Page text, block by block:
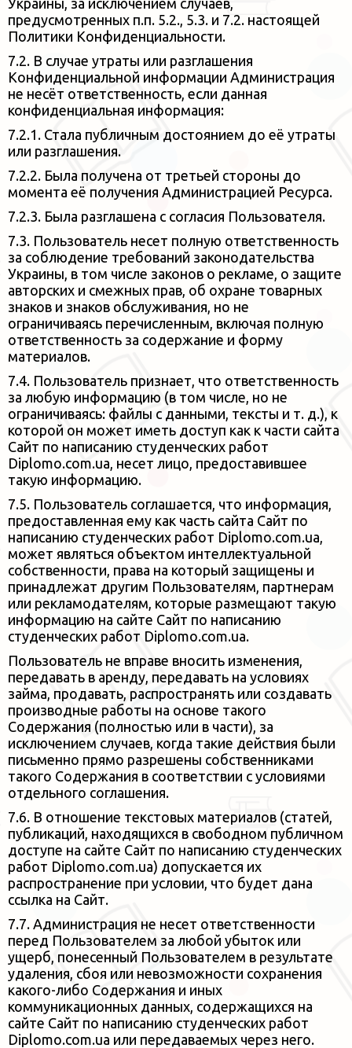
Украины, за исключением случаев,
предусмотренных п.п. 5.2., 5.3. и 7.2. настоящей
Политики Конфиденциальности.
7.2. В случае утраты или разглашения
Конфиденциальной информации Администрация
не несёт ответственность, если данная
конфиденциальная информация:
7.2.1. Стала публичным достоянием до её утраты
или разглашения.
7.2.2. Была получена от третьей стороны до
момента её получения Администрацией Ресурса.
7.2.3. Была разглашена с согласия Пользователя.
7.3. Пользователь несет полную ответственность
за соблюдение требований законодательства
Украины, в том числе законов о рекламе, о защите
авторских и смежных прав, об охране товарных
знаков и знаков обслуживания, но не
ограничиваясь перечисленным, включая полную
ответственность за содержание и форму
материалов.
7.4. Пользователь признает, что ответственность
за любую информацию (в том числе, но не
ограничиваясь: файлы с данными, тексты и т. д.), к
которой он может иметь доступ как к части сайта
Сайт по написанию студенческих работ
Diplomo.com.ua, несет лицо, предоставившее
такую информацию.
7.5. Пользователь соглашается, что информация,
предоставленная ему как часть сайта Сайт по
написанию студенческих работ Diplomo.com.ua,
может являться объектом интеллектуальной
собственности, права на который защищены и
принадлежат другим Пользователям, партнерам
или рекламодателям, которые размещают такую
информацию на сайте Сайт по написанию
студенческих работ Diplomo.com.ua.
Пользователь не вправе вносить изменения,
передавать в аренду, передавать на условиях
займа, продавать, распространять или создавать
производные работы на основе такого
Содержания (полностью или в части), за
исключением случаев, когда такие действия были
письменно прямо разрешены собственниками
такого Содержания в соответствии с условиями
отдельного соглашения.
7.6. В отношение текстовых материалов (статей,
публикаций, находящихся в свободном публичном
доступе на сайте Сайт по написанию студенческих
работ Diplomo.com.ua) допускается их
распространение при условии, что будет дана
ссылка на Сайт.
7.7. Администрация не несет ответственности
перед Пользователем за любой убыток или
ущерб, понесенный Пользователем в результате
удаления, сбоя или невозможности сохранения
какого-либо Содержания и иных
коммуникационных данных, содержащихся на
сайте Сайт по написанию студенческих работ
Diplomo.com.ua или передаваемых через него.